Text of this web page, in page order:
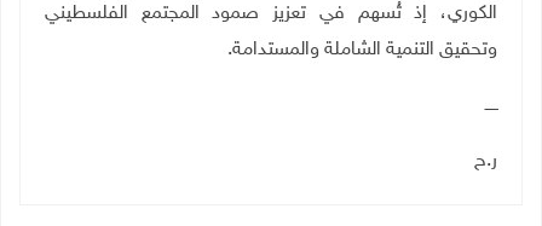
الكوري، إذ تُسهم في تعزيز صمود المجتمع الفلسطيني
وتحقيق التنمية الشاملة والمستدامة.
ـــــ
ر.ح